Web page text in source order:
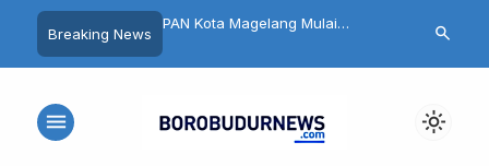
Breaking News
Mobil Listrik di Artos
PAN Kota Magelang Mulai
Muhammadiyah Didekati untuk
Heboh! 12
Rumah Sakit
search
menu light_mode